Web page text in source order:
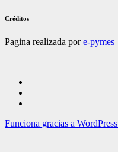
Créditos
Pagina realizada pore-pymes
Funciona gracias a WordPress